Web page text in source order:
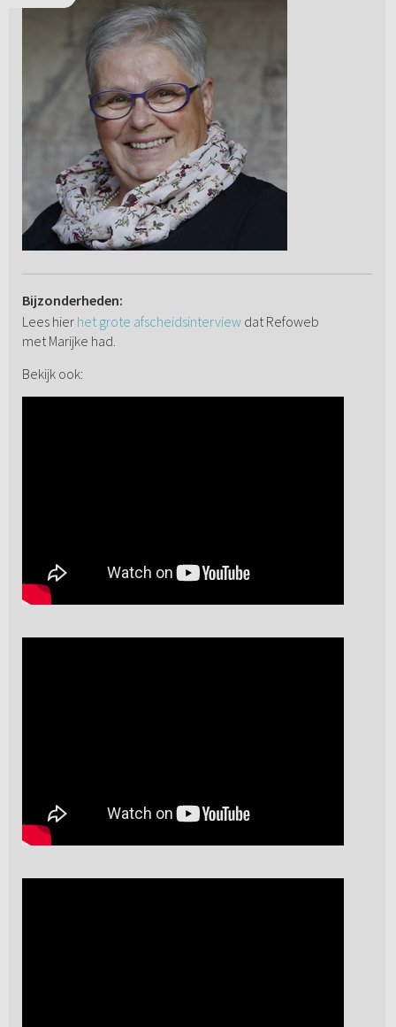
Bijzonderheden:
Lees hier het grote afscheidsinterviewdat Refoweb
met Marijke had.
Bekijk ook: